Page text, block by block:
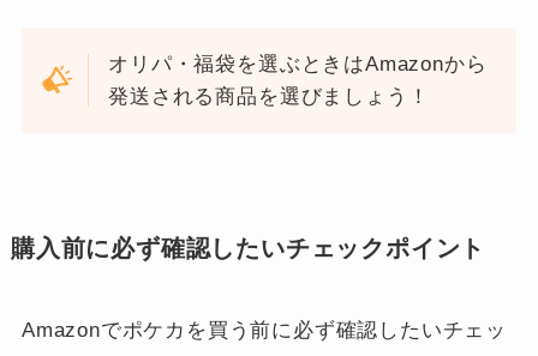
オリパ・福袋を選ぶときはAmazonから
発送される商品を選びましょう！
購入前に必ず確認したいチェックポイント
Amazonでポケカを買う前に必ず確認したいチェッ